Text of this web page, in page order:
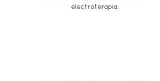
electroterapia.